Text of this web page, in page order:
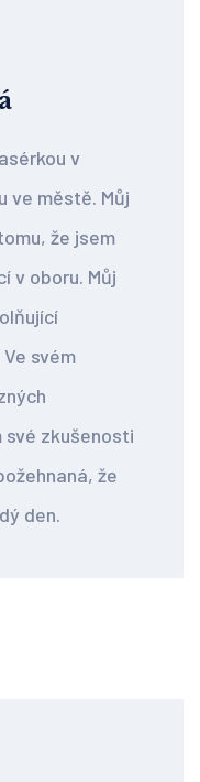
v
ve městě. Můj
že jsem
v oboru. Můj
svém
své zkušenosti
že
den.